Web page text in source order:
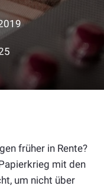
früher in Rente?
mit den
um nicht über